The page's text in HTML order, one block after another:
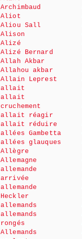
Archimbaud
Aliot
Aliou Sall
Alison
Alizé
Alizé Bernard
Allah Akbar
Allahou akbar
Allain Leprest
allait
allait
cruchement
allait réagir
allait réduire
allées Gambetta
allées glauques
Allègre
Allemagne
allemande
arrivée
allemande
Heckler
allemands
allemands
rongés
Allemands